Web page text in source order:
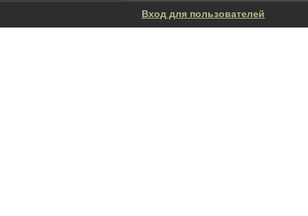
Вход для пользователей